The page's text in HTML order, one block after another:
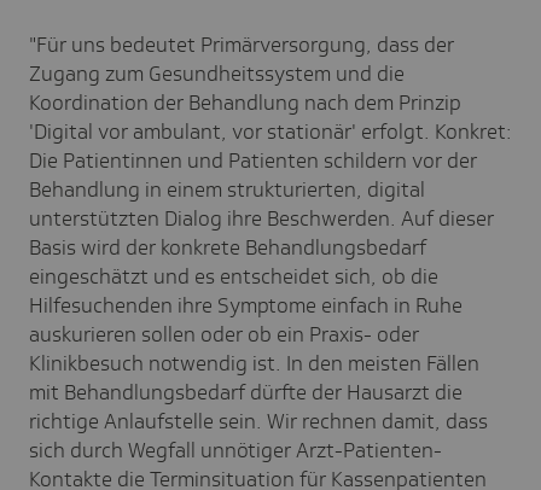
"Für uns bedeutet Primärversorgung, dass der
Zugang zum Gesundheitssystem und die
Koordination der Behandlung nach dem Prinzip
'Digital vor ambulant, vor stationär' erfolgt. Konkret:
Die Patientinnen und Patienten schildern vor der
Behandlung in einem strukturierten, digital
unterstützten Dialog ihre Beschwerden. Auf dieser
Basis wird der konkrete Behandlungsbedarf
eingeschätzt und es entscheidet sich, ob die
Hilfesuchenden ihre Symptome einfach in Ruhe
auskurieren sollen oder ob ein Praxis- oder
Klinikbesuch notwendig ist. In den meisten Fällen
mit Behandlungsbedarf dürfte der Hausarzt die
richtige Anlaufstelle sein. Wir rechnen damit, dass
sich durch Wegfall unnötiger Arzt-Patienten-
Kontakte die Terminsituation für Kassenpatienten